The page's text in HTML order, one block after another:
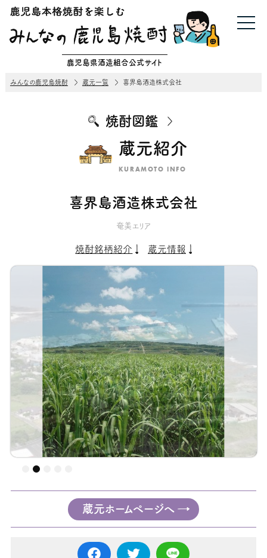
鹿児島県酒造組合公式サイト
みんなの鹿児島焼酎 蔵元一覧 喜界島酒造株式会社
焼酎図鑑
蔵元紹介
KURAMOTO INFO
喜界島酒造株式会社
奄美エリア
焼酎銘柄紹介 蔵元情報
蔵元ホームページへ